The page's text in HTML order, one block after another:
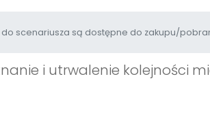
scenariusza są dostępne do zakupu/
i utrwalenie kolejności